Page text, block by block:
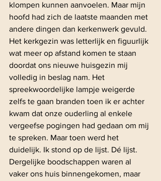
klompen kunnen aanvoelen. Maar mijn
hoofd had zich de laatste maanden met
andere dingen dan kerkenwerk gevuld.
Het kerkgezin was letterlijk en figuurlijk
wat meer op afstand komen te staan
doordat ons nieuwe huisgezin mij
volledig in beslag nam. Het
spreekwoordelijke lampje weigerde
zelfs te gaan branden toen ik er achter
kwam dat onze ouderling al enkele
vergeefse pogingen had gedaan om mij
te spreken. Maar toen werd het
duidelijk. Ik stond op de lijst. Dé lijst.
Dergelijke boodschappen waren al
vaker ons huis binnengekomen, maar